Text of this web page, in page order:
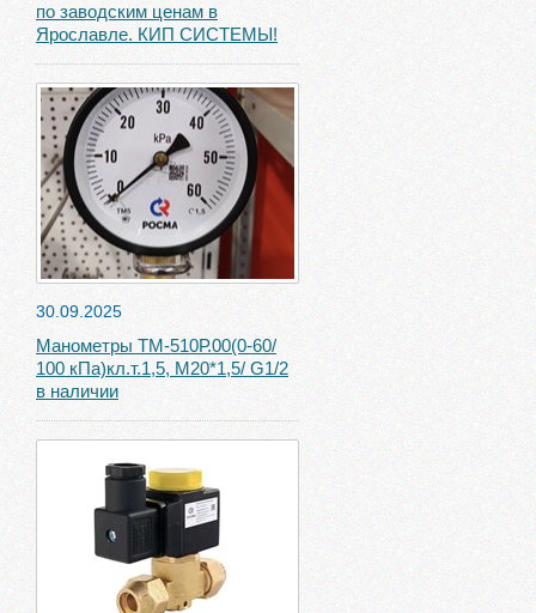
по заводским ценам в
Ярославле. КИП СИСТЕМЫ!
30.09.2025
Манометры ТМ-510Р.00(0-60/
100 кПа)кл.т.1,5, М20*1,5/ G1/2
в наличии